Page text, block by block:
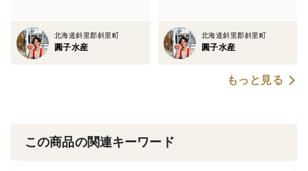
北海道斜里郡斜里町
圓子水産
北海道斜里郡斜里町
圓子水産
もっと見る
この商品の関連キーワード